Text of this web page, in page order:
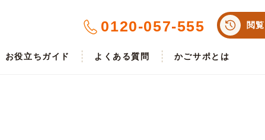
0120-057-555 閲
お役立ちガイド よくある質問 かごサポとは